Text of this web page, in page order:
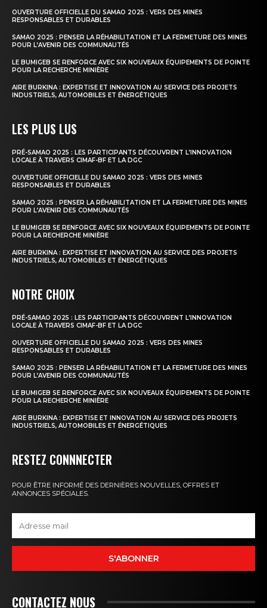
OUVERTURE OFFICIELLE DU SAMAO 2025 : VERS DES MINES
RESPONSABLES ET DURABLES
SAMAO 2025 : PENSER LA RÉHABILITATION ET LA FERMETURE DES MINES
POUR L’AVENIR DES COMMUNAUTÉS
LE BUMIGEB SE RENFORCE AVEC SIX NOUVEAUX ÉQUIPEMENTS DE POINTE
POUR LA RECHERCHE MINIÈRE
AIRE BURKINA : EXPERTISE ET INNOVATION AU SERVICE DES PROJETS
INDUSTRIELS, AUTOMOBILES ET ÉNERGÉTIQUES
LES PLUS LUS
PRÉ-SAMAO 2025 : LES PARTICIPANTS DÉCOUVRENT L’INNOVATION
LOCALE À TRAVERS CIMAF-BF ET LA DGC
OUVERTURE OFFICIELLE DU SAMAO 2025 : VERS DES MINES
RESPONSABLES ET DURABLES
SAMAO 2025 : PENSER LA RÉHABILITATION ET LA FERMETURE DES MINES
POUR L’AVENIR DES COMMUNAUTÉS
LE BUMIGEB SE RENFORCE AVEC SIX NOUVEAUX ÉQUIPEMENTS DE POINTE
POUR LA RECHERCHE MINIÈRE
AIRE BURKINA : EXPERTISE ET INNOVATION AU SERVICE DES PROJETS
INDUSTRIELS, AUTOMOBILES ET ÉNERGÉTIQUES
NOTRE CHOIX
PRÉ-SAMAO 2025 : LES PARTICIPANTS DÉCOUVRENT L’INNOVATION
LOCALE À TRAVERS CIMAF-BF ET LA DGC
OUVERTURE OFFICIELLE DU SAMAO 2025 : VERS DES MINES
RESPONSABLES ET DURABLES
SAMAO 2025 : PENSER LA RÉHABILITATION ET LA FERMETURE DES MINES
POUR L’AVENIR DES COMMUNAUTÉS
LE BUMIGEB SE RENFORCE AVEC SIX NOUVEAUX ÉQUIPEMENTS DE POINTE
POUR LA RECHERCHE MINIÈRE
AIRE BURKINA : EXPERTISE ET INNOVATION AU SERVICE DES PROJETS
INDUSTRIELS, AUTOMOBILES ET ÉNERGÉTIQUES
RESTEZ CONNNECTER
POUR ÊTRE INFORMÉ DES DERNIÈRES NOUVELLES, OFFRES ET
ANNONCES SPÉCIALES.
S'ABONNER
CONTACTEZ NOUS